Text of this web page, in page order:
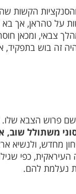
הקשות
על טהראן, אך
צבאי, ומכאן
זה בוש בתפקיד,
פרוש הצבא שלו.
משתולל שוב,
מחדש, ולנשיא
כפי
נעלמת להם.